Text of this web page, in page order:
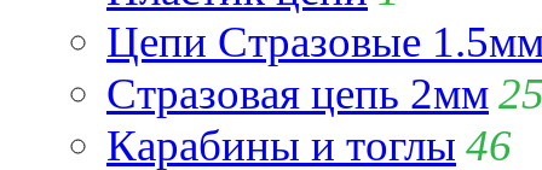
Цепи Стразовые
Стразовая цепь 2мм
Карабины и тоглы 46